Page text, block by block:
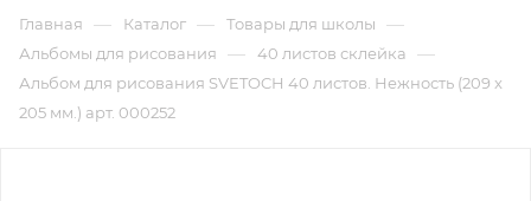
Главная — Каталог — Товары для школы —
Альбомы для рисования — 40 листов склейка —
Альбом для рисования SVETOCH 40 листов. Нежность (209 x
205 мм.) арт. 000252